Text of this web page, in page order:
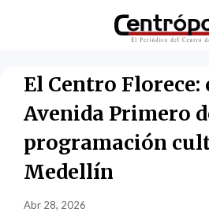
El Centro
Avenida Primero
programación
Medellín
Abr 28, 2026